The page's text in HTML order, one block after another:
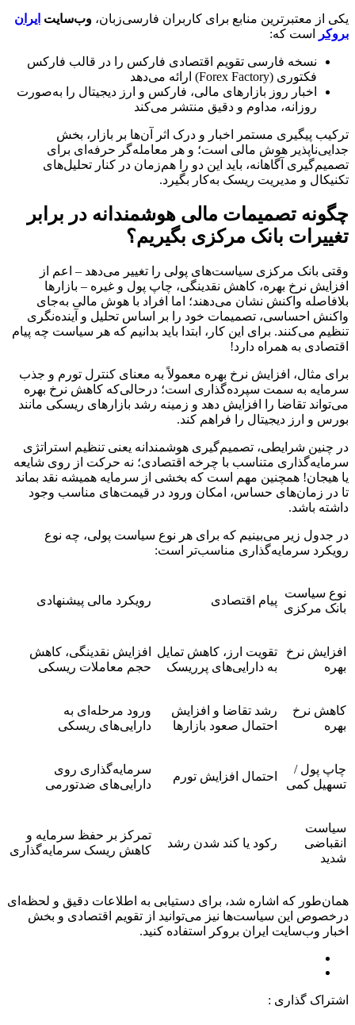
یکی از معتبرترین منابع برای کاربران فارسی‌زبان، وب‌سایت ایران
بروکر
است که:
نسخه فارسی تقویم اقتصادی فارکس را در قالب فارکس
فکتوری (Forex Factory) ارائه می‌دهد
اخبار روز بازارهای مالی، فارکس و ارز دیجیتال را به‌صورت
‌روزانه، مداوم و دقیق منتشر می‌کند
ترکیب پیگیری مستمر اخبار و درک اثر آن‌ها بر بازار، بخش
جدایی‌ناپذیر هوش مالی است؛ و هر معامله‌گر حرفه‌ای برای
تصمیم‌گیری آگاهانه، باید این دو را هم‌زمان در کنار تحلیل‌های
تکنیکال و مدیریت ریسک به‌کار بگیرد.
چگونه تصمیمات مالی هوشمندانه در برابر
تغییرات بانک مرکزی بگیریم؟
وقتی بانک مرکزی سیاست‌های پولی را تغییر می‌دهد – اعم از
افزایش نرخ بهره، کاهش نقدینگی، چاپ پول و غیره – بازارها
بلافاصله واکنش نشان می‌دهند؛ اما افراد با هوش مالی به‌جای
واکنش احساسی، تصمیمات خود را بر اساس تحلیل و آینده‌نگری
تنظیم می‌کنند. برای این کار، ابتدا باید بدانیم که هر سیاست چه پیام
اقتصادی به همراه دارد!
برای مثال، افزایش نرخ بهره معمولاً به معنای کنترل تورم و جذب
سرمایه به سمت سپرده‌گذاری است؛ درحالی‌که کاهش نرخ بهره
می‌تواند تقاضا را افزایش دهد و زمینه رشد بازارهای ریسکی مانند
بورس و ارز دیجیتال را فراهم کند.
در چنین شرایطی، تصمیم‌گیری هوشمندانه یعنی تنظیم استراتژی
سرمایه‌گذاری متناسب با چرخه اقتصادی؛ نه حرکت از روی شایعه
یا هیجان! همچنین مهم است که بخشی از سرمایه همیشه نقد بماند
تا در زمان‌های حساس، امکان ورود در قیمت‌های مناسب وجود
داشته باشد.
در جدول زیر می‌بینیم که برای هر نوع سیاست پولی، چه نوع
رویکرد سرمایه‌گذاری مناسب‌تر است:
نوع سیاست
بانک مرکزی
پیام اقتصادی رویکرد مالی پیشنهادی
افزایش نرخ
بهره
تقویت ارز، کاهش تمایل
به دارایی‌های پرریسک
افزایش نقدینگی، کاهش
حجم معاملات ریسکی
کاهش نرخ
بهره
رشد تقاضا و افزایش
احتمال صعود بازارها
ورود مرحله‌ای به
دارایی‌های ریسکی
چاپ پول /
تسهیل کمی
احتمال افزایش تورم
سرمایه‌گذاری روی
دارایی‌های ضد‌تورمی
سیاست
انقباضی
شدید
رکود یا کند شدن رشد
تمرکز بر حفظ سرمایه و
کاهش ریسک‌ سرمایه‌گذاری
همان‌طور که اشاره شد، برای دستیابی به اطلاعات دقیق و لحظه‌ای
درخصوص این سیاست‌ها نیز می‌توانید از تقویم اقتصادی و بخش
اخبار وب‌سایت ایران بروکر استفاده کنید.
اشتراک گذاری :